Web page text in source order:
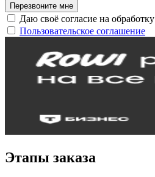
Перезвоните мне
Даю своё согласие на обработку
Пользовательское соглашение
Этапы заказа